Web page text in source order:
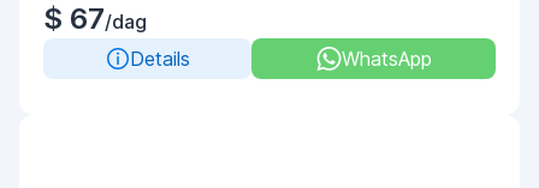
$ 67/dag
Details
WhatsApp